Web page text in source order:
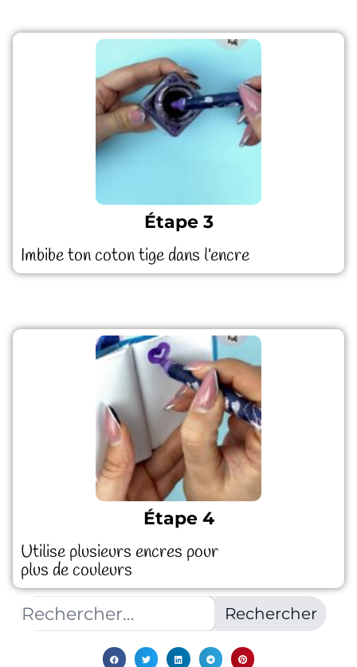
Étape 3
Imbibe ton coton tige dans l’encre
Étape 4
Utilise plusieurs encres pour
plus de couleurs